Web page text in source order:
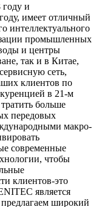
и
имеет отличный
интеллектуального
промышленных
и центры
так и в Китае,
сеть,
клиентов по
в 21-м
больше
передовых
макро-
современные
чтобы
клиентов-это
является
широкий